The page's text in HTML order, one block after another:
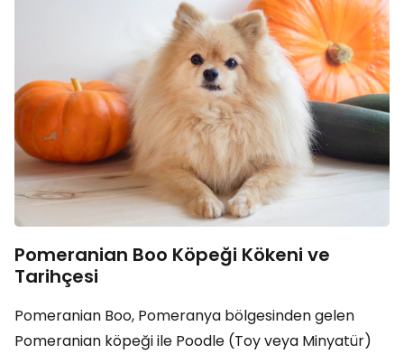
Pomeranian Boo Köpeği Kökeni ve
Tarihçesi
Pomeranian Boo, Pomeranya bölgesinden gelen
Pomeranian köpeği ile Poodle (Toy veya Minyatür)